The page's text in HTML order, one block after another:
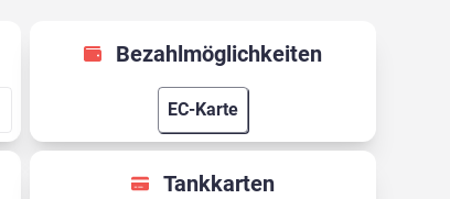
Bezahlmöglichkeiten
EC-Karte
Tankkarten